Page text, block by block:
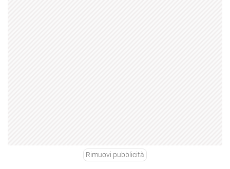
Rimuovi pubblicità